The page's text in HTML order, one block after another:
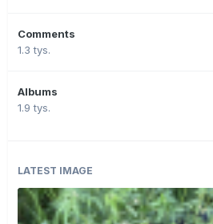
Comments
1.3 tys.
Albums
1.9 tys.
LATEST IMAGE